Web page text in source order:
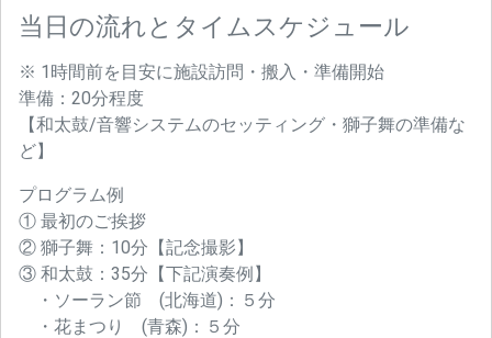
当日の流れとタイムスケジュール
※ 1時間前を目安に施設訪問・搬入・準備開始
準備：20分程度
【和太鼓/音響システムのセッティング・獅子舞の準備な
ど】
プログラム例
① 最初のご挨拶
② 獅子舞：10分【記念撮影】
③ 和太鼓：35分【下記演奏例】
・ソーラン節 (北海道)：５分
・花まつり (青森)：５分